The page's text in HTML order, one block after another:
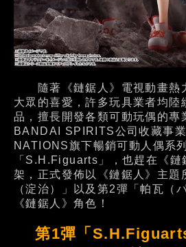
隨著《鏈鋸人》電視動畫熱
大眾的喜愛，許多玩具業者均陸
品，擅長開發各類可動玩偶的專
BANDAI SPIRITS公司收藏事
NATIONS旗下暢銷可動人偶系列
「S.H.Figuarts」，也趕在《
架，正式發佈以《鏈鋸人》主題
（淀治）」以及第2彈「帕瓦（
《鏈鋸人》角色！
第1彈「